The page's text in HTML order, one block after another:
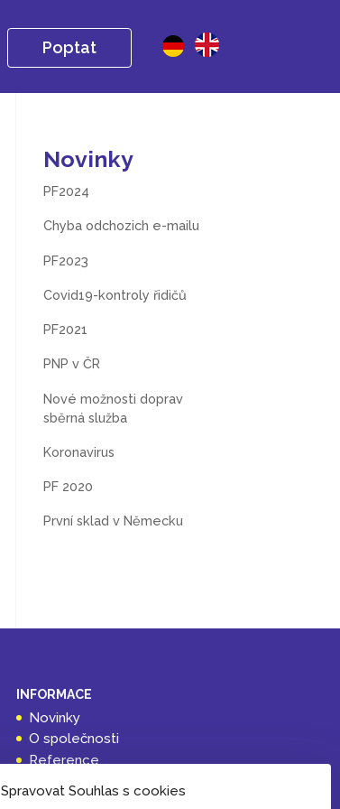
Spravovat Souhlas s cookies
Poptat
Novinky
PF2024
Chyba odchozich e-mailu
PF2023
Covid19-kontroly řidičů
PF2021
PNP v ČR
Nové možnosti doprav
sběrná služba
Koronavirus
PF 2020
První sklad v Německu
INFORMACE
Novinky
O společnosti
Reference